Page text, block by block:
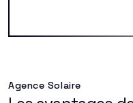
Agence Solaire